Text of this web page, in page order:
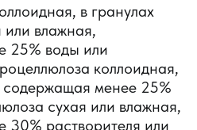
в гранулах
или влажная,
25% воды или
коллоидная,
содержащая менее 25%
сухая или влажная,
растворителя или